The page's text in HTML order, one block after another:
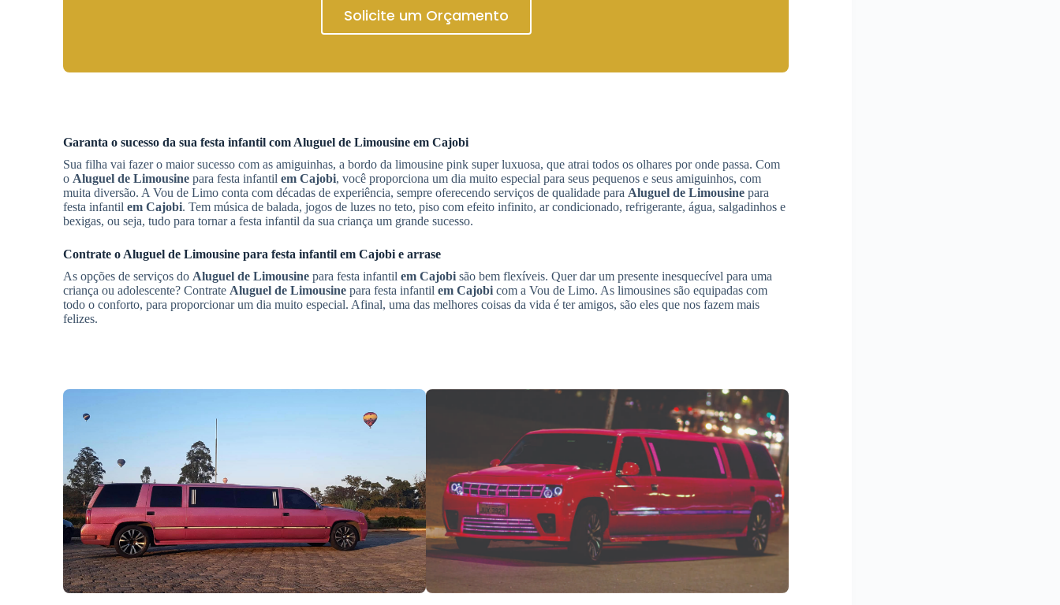
Solicite um Orçamento
Garanta o sucesso da sua festa infantil com Aluguel de Limousine em Cajobi
Sua filha vai fazer o maior sucesso com as amiguinhas, a bordo da limousine pink super luxuosa, que atrai todos os olhares por onde passa. Com
o Aluguel de Limousine para festa infantil em Cajobi, você proporciona um dia muito especial para seus pequenos e seus amiguinhos, com
muita diversão. A Vou de Limo conta com décadas de experiência, sempre oferecendo serviços de qualidade para Aluguel de Limousine para
festa infantil em Cajobi. Tem música de balada, jogos de luzes no teto, piso com efeito infinito, ar condicionado, refrigerante, água, salgadinhos e
bexigas, ou seja, tudo para tornar a festa infantil da sua criança um grande sucesso.
Contrate o Aluguel de Limousine para festa infantil em Cajobi e arrase
As opções de serviços do Aluguel de Limousine para festa infantil em Cajobi são bem flexíveis. Quer dar um presente inesquecível para uma
criança ou adolescente? Contrate Aluguel de Limousine para festa infantil em Cajobi com a Vou de Limo. As limousines são equipadas com
todo o conforto, para proporcionar um dia muito especial. Afinal, uma das melhores coisas da vida é ter amigos, são eles que nos fazem mais
felizes.